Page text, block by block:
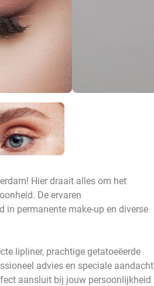
Hier draait alles om het
De ervaren
in permanente make-up en diverse
lipliner, prachtige getatoeëerde
advies en speciale aandacht
aansluit bij jouw persoonlijkheid